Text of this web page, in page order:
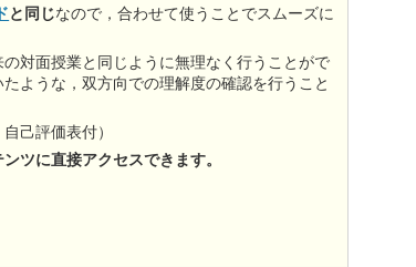
と同じなので，合わせて使うことでスムーズに
対面授業と同じように無理なく行うことがで
ような，双方向での理解度の確認を行うこと
己評価表付）
ツに直接アクセスできます。